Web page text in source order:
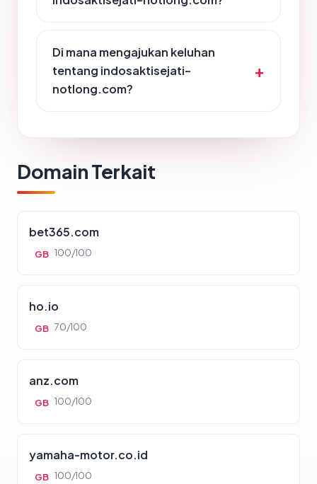
Di mana mengajukan keluhan
tentang indosaktisejati-
notlong.com?
Domain Terkait
bet365.com
GB 100/100
ho.io
GB 70/100
anz.com
GB 100/100
yamaha-motor.co.id
GB 100/100